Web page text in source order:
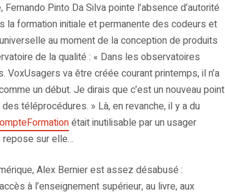
Pinto Da Silva pointe l’absence d’autorité
la formation initiale et permanente des codeurs et
au moment de la conception de produits
de la qualité : « Dans les observatoires
VoxUsagers va être créée courant printemps, il n’a
un début. Je dirais que c’est un nouveau point
téléprocédures. » Là, en revanche, il y a du
était inutilisable par un usager
repose sur elle…
Alex Bernier est assez désabusé :
à l’enseignement supérieur, au livre, aux